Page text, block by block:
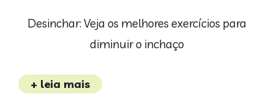
Desinchar: Veja os melhores exercícios para
diminuir o inchaço
+ leia mais